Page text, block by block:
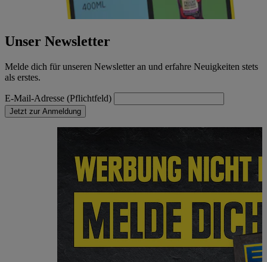
Unser Newsletter
Melde dich für unseren Newsletter an und erfahre Neuigkeiten stets
als erstes.
E-Mail-Adresse (Pflichtfeld)
Jetzt zur Anmeldung